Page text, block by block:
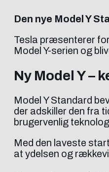
Den nye Model Y
Tesla præsenterer
Model Y-serien og
Ny Model Y –
Model Y Standard
der adskiller den fra
brugervenlig
Med den laveste
at ydelsen og